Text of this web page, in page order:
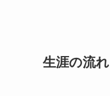
生涯の流れ